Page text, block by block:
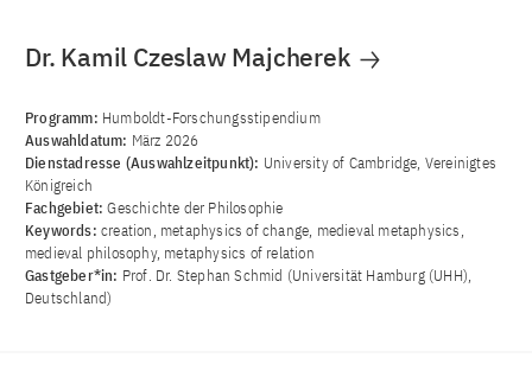
Dr. Kamil Czeslaw Majcherek
Programm: Humboldt-Forschungsstipendium
Auswahldatum: März 2026
Dienstadresse (Auswahlzeitpunkt): University of Cambridge, Vereinigtes
Königreich
Fachgebiet:Geschichte der Philosophie
Keywords: creation, metaphysics of change, medieval metaphysics,
medieval philosophy, metaphysics of relation
Gastgeber*in: Prof. Dr. Stephan Schmid (Universität Hamburg (UHH),
Deutschland)